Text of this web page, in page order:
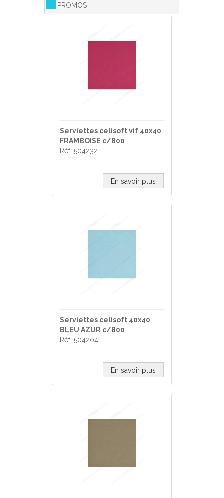
PROMOS
Serviettes celisoft vif 40x40
FRAMBOISE c/800
Réf. 504232
En savoir plus
Serviettes celisoft 40x40
BLEU AZUR c/800
Réf. 504204
En savoir plus